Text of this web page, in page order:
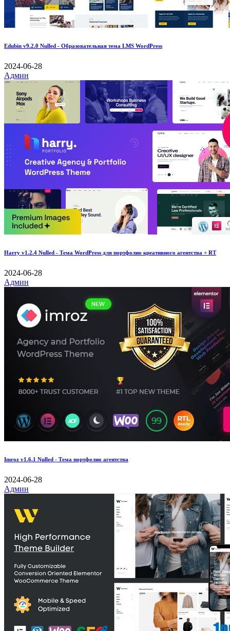
Edubin v9.2.0 Nulled - Образовательная тема LMS WordPress
2024-06-28
Админ
Harry v1.2.4 Nulled - Тема WordPress для портфолио креативного агентства + RT
2024-06-28
Админ
Imroz v1.6.1 Nulled - Тема портфолио агентства
2024-06-28
Админ